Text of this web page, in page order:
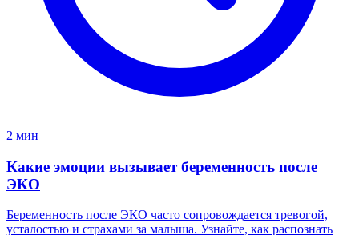
2 мин
Какие эмоции вызывает беременность после
ЭКО
Беременность после ЭКО часто сопровождается тревогой,
усталостью и страхами за малыша. Узнайте, как распознать